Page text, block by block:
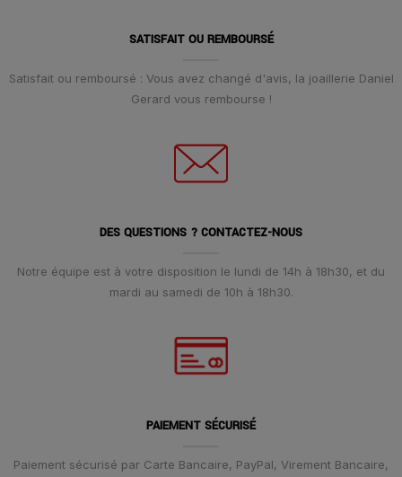
SATISFAIT OU REMBOURSÉ
Satisfait ou remboursé : Vous avez changé d'avis, la joaillerie Daniel
Gerard vous rembourse !
DES QUESTIONS ? CONTACTEZ-NOUS
Notre équipe est à votre disposition le lundi de 14h à 18h30, et du
mardi au samedi de 10h à 18h30.
PAIEMENT SÉCURISÉ
Paiement sécurisé par Carte Bancaire, PayPal, Virement Bancaire,